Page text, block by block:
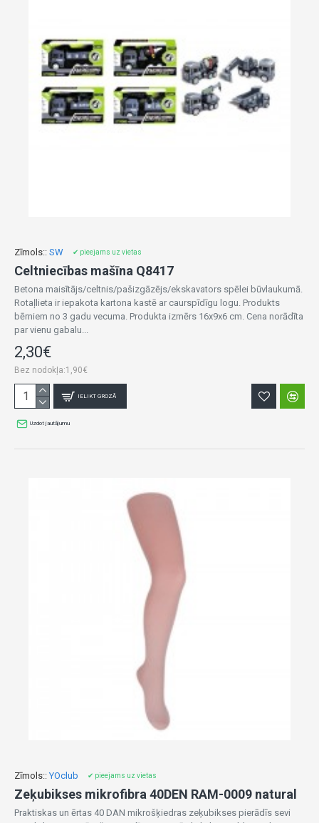
Zīmols:: SW ✔ pieejams uz vietas
Celtniecības mašīna Q8417
Betona maisītājs/celtnis/pašizgāzējs/ekskavators spēlei būvlaukumā.
Rotaļlieta ir iepakota kartona kastē ar caurspīdīgu logu. Produkts
bērniem no 3 gadu vecuma. Produkta izmērs 16x9x6 cm. Cena norādīta
par vienu gabalu...
2,30€
Bez nodokļa:1,90€
IELIKT GROZĀ
Uzdot jautājumu
Zīmols:: YOclub ✔ pieejams uz vietas
Zeķubikses mikrofibra 40DEN RAM-0009 natural
Praktiskas un ērtas 40 DAN mikrošķiedras zeķubikses pierādīs sevi